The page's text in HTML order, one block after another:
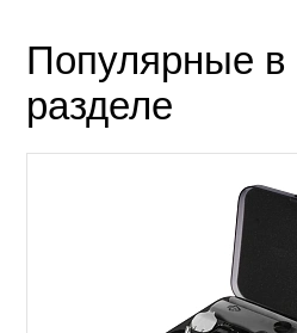
Популярные в
разделе